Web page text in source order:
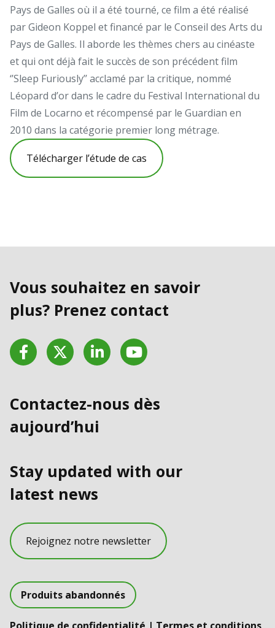
Pays de Galles où il a été tourné, ce film a été réalisé
par Gideon Koppel et financé par le Conseil des Arts du
Pays de Galles. Il aborde les thèmes chers au cinéaste
et qui ont déjà fait le succès de son précédent film
‘’Sleep Furiously’’ acclamé par la critique, nommé
Léopard d’or dans le cadre du Festival International du
Film de Locarno et récompensé par le Guardian en
2010 dans la catégorie premier long métrage.
Télécharger l’étude de cas
Vous souhaitez en savoir
plus? Prenez contact
FacebookTwitter LinkedInYouTube
Contactez-nous dès
aujourd’hui
Stay updated with our
latest news
Rejoignez notre newsletter
Produits abandonnés